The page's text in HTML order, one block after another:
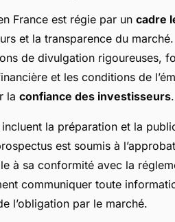
France est régie par un cadre
et la transparence du
de divulgation rigoureuses,
et les conditions de
la confiance des investisseurs.
la préparation et la
est soumis à
à sa conformité avec la
communiquer toute
l’obligation par le marché.